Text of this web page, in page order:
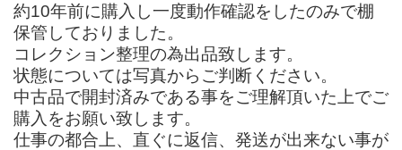
約10年前に購入し一度動作確認をしたのみで棚
保管しておりました。
コレクション整理の為出品致します。
状態については写真からご判断ください。
中古品で開封済みである事をご理解頂いた上でご
購入をお願い致します。
仕事の都合上、直ぐに返信、発送が出来ない事が